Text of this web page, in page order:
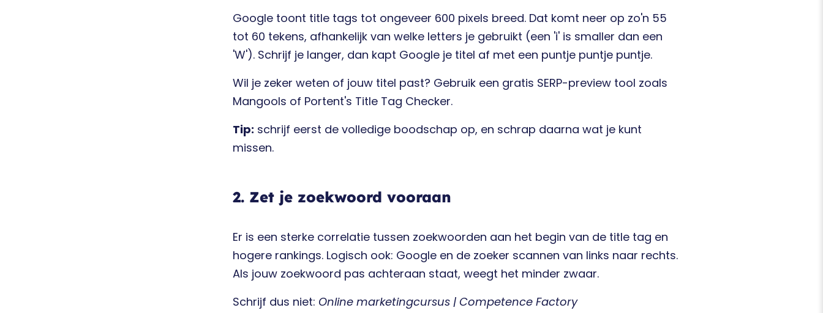
Google toont title tags tot ongeveer 600 pixels breed. Dat komt neer op zo'n 55
tot 60 tekens, afhankelijk van welke letters je gebruikt (een 'i' is smaller dan een
'W'). Schrijf je langer, dan kapt Google je titel af met een puntje puntje puntje.
Wil je zeker weten of jouw titel past? Gebruik een gratis SERP-preview tool zoals
Mangools of Portent's Title Tag Checker.
Tip: schrijf eerst de volledige boodschap op, en schrap daarna wat je kunt
missen.
2. Zet je zoekwoord vooraan
Er is een sterke correlatie tussen zoekwoorden aan het begin van de title tag en
hogere rankings. Logisch ook: Google en de zoeker scannen van links naar rechts.
Als jouw zoekwoord pas achteraan staat, weegt het minder zwaar.
Schrijf dus niet: Online marketingcursus | Competence Factory